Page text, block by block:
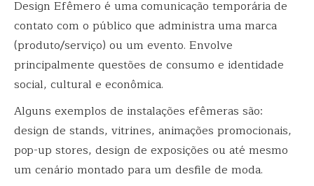
Design Efêmero é uma comunicação temporária de
contato com o público que administra uma marca
(produto/serviço) ou um evento. Envolve
principalmente questões de consumo e identidade
social, cultural e econômica.
Alguns exemplos de instalações efêmeras são:
design de stands, vitrines, animações promocionais,
pop-up stores, design de exposições ou até mesmo
um cenário montado para um desfile de moda.